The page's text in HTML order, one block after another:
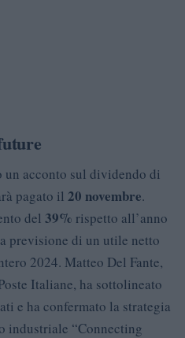
un acconto sul dividendo di
pagato il 20 novembre.
del 39% rispetto all’anno
previsione di un utile netto
2024. Matteo Del Fante,
Italiane, ha sottolineato
e ha confermato la strategia
industriale “Connecting